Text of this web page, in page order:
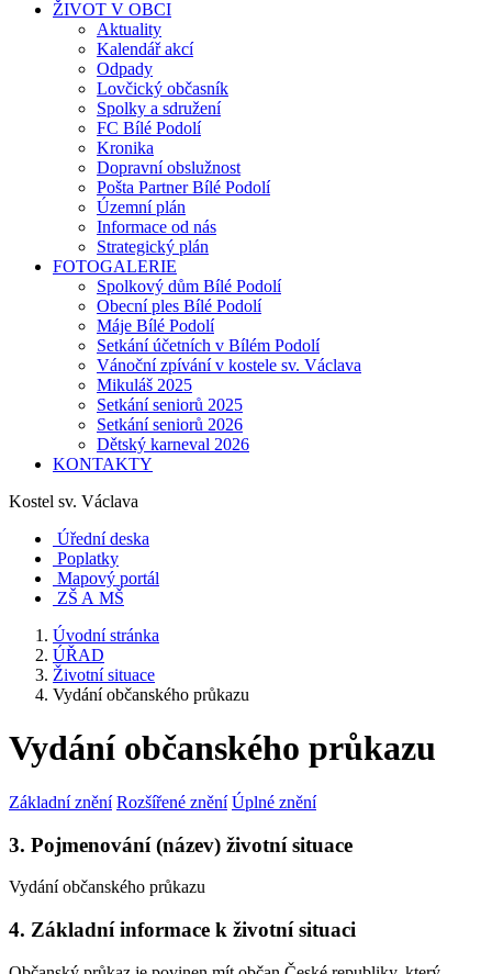
ŽIVOT V OBCI
Aktuality
Kalendář akcí
Odpady
Lovčický občasník
Spolky a sdružení
FC Bílé Podolí
Kronika
Dopravní obslužnost
Pošta Partner Bílé Podolí
Územní plán
Informace od nás
Strategický plán
FOTOGALERIE
Spolkový dům Bílé Podolí
Obecní ples Bílé Podolí
Máje Bílé Podolí
Setkání účetních v Bílém Podolí
Vánoční zpívání v kostele sv. Václava
Mikuláš 2025
Setkání seniorů 2025
Setkání seniorů 2026
Dětský karneval 2026
KONTAKTY
Kostel sv. Václava
Úřední deska
Poplatky
Mapový portál
ZŠ A MŠ
Úvodní stránka
ÚŘAD
Životní situace
Vydání občanského průkazu
Vydání občanského průkazu
Základní znění Rozšířené znění Úplné znění
3. Pojmenování (název) životní situace
Vydání občanského průkazu
4. Základní informace k životní situaci